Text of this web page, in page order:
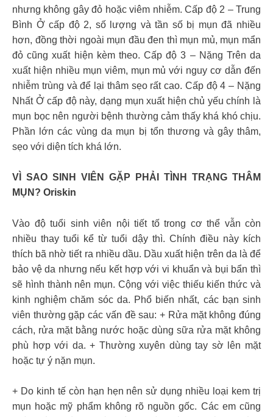
nhưng không gây đỏ hoặc viêm nhiễm. Cấp độ 2 – Trung
Bình Ở cấp độ 2, số lượng và tần số bị mụn đã nhiều
hơn, đồng thời ngoài mụn đầu đen thì mụn mủ, mụn mẩn
đỏ cũng xuất hiện kèm theo. Cấp độ 3 – Nặng Trên da
xuất hiện nhiều mụn viêm, mụn mủ với nguy cơ dẫn đến
nhiễm trùng và để lại thâm sẹo rất cao. Cấp độ 4 – Nặng
Nhất Ở cấp độ này, dạng mụn xuất hiện chủ yếu chính là
mụn bọc nên người bệnh thường cảm thấy khá khó chịu.
Phần lớn các vùng da mụn bị tổn thương và gây thâm,
sẹo với diện tích khá lớn.
VÌ SAO SINH VIÊN GẶP PHẢI TÌNH TRẠNG THÂM
MỤN? Oriskin
Vào độ tuổi sinh viên nội tiết tố trong cơ thể vẫn còn
nhiều thay tuổi kể từ tuổi dậy thì. Chính điều này kích
thích bã nhờ tiết ra nhiều dầu. Dầu xuất hiện trên da là để
bảo vệ da nhưng nếu kết hợp với vi khuẩn và bụi bẩn thì
sẽ hình thành nên mụn. Cộng với việc thiếu kiến thức và
kinh nghiệm chăm sóc da. Phổ biến nhất, các bạn sinh
viên thường gặp các vấn đề sau: + Rửa mặt không đúng
cách, rửa mặt bằng nước hoặc dùng sữa rửa mặt không
phù hợp với da. + Thường xuyên dùng tay sờ lên mặt
hoặc tự ý nặn mụn.
+ Do kinh tế còn hạn hẹn nên sử dụng nhiều loại kem trị
mụn hoặc mỹ phẩm không rõ nguồn gốc. Các em cũng